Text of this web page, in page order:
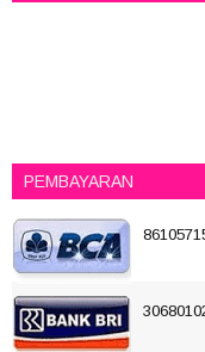
PEMBAYARAN